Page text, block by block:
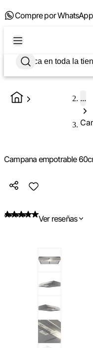
Compre por
...
Campana empotrable
Ver reseñas